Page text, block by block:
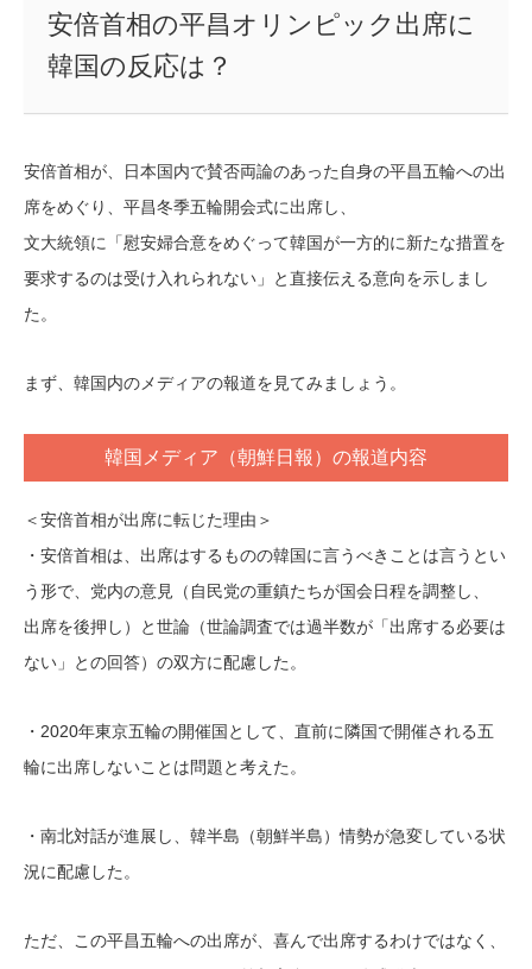
安倍首相の平昌オリンピック出席に
韓国の反応は？
安倍首相が、日本国内で賛否両論のあった自身の平昌五輪への出
席をめぐり、平昌冬季五輪開会式に出席し、
文大統領に「慰安婦合意をめぐって韓国が一方的に新たな措置を
要求するのは受け入れられない」と直接伝える意向を示しまし
た。
まず、韓国内のメディアの報道を見てみましょう。
韓国メディア（朝鮮日報）の報道内容
＜安倍首相が出席に転じた理由＞
・安倍首相は、出席はするものの韓国に言うべきことは言うとい
う形で、党内の意見（自民党の重鎮たちが国会日程を調整し、
出席を後押し）と世論（世論調査では過半数が「出席する必要は
ない」との回答）の双方に配慮した。
・2020年東京五輪の開催国として、直前に隣国で開催される五
輪に出席しないことは問題と考えた。
・南北対話が進展し、韓半島（朝鮮半島）情勢が急変している状
況に配慮した。
ただ、この平昌五輪への出席が、喜んで出席するわけではなく、